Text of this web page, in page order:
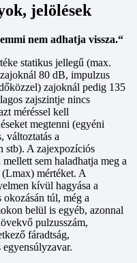
jelölések
nem adhatja vissza.“
statikus jellegű (max.
80 dB, impulzus
zajoknál pedig 135
zajszintje nincs
méréssel kell
megtenni (egyéni
változtatás a
stb). A zajexpozíciós
sem haladhatja meg a
mértéket. A
kívül hagyása a
okozásán túl, még a
belül is egyéb, azonnal
pulzusszám,
fáradtság,